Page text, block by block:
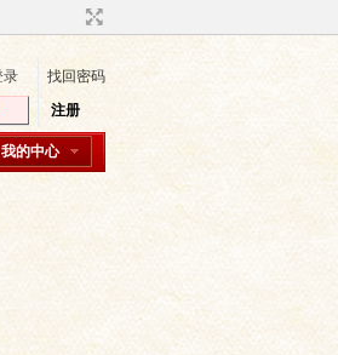
录
找回密码
注册
我的中心